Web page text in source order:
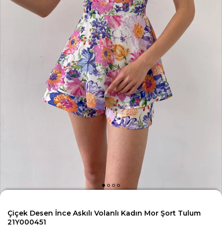
Çiçek Desen İnce Askılı Volanlı Kadın Mor Şort Tulum
21Y000451